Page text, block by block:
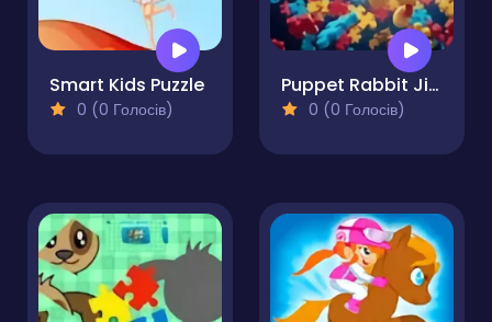
Smart Kids Puzzle
0 (0 Голосів)
Puppet Rabbit Jigsaw Puzzles
0 (0 Голосів)